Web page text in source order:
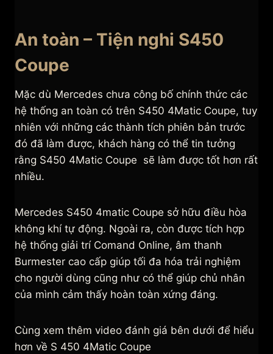
An toàn – Tiện nghi S450
Coupe
Mặc dù Mercedes chưa công bố chính thức các
hệ thống an toàn có trên S450 4Matic Coupe, tuy
nhiên với những các thành tích phiên bản trước
đó đã làm được, khách hàng có thể tin tưởng
rằng S450 4Matic Coupe sẽ làm được tốt hơn rất
nhiều.
Mercedes S450 4matic Coupe sở hữu điều hòa
không khí tự động. Ngoài ra, còn được tích hợp
hệ thống giải trí Comand Online, âm thanh
Burmester cao cấp giúp tối đa hóa trải nghiệm
cho người dùng cũng như có thể giúp chủ nhân
của mình cảm thấy hoàn toàn xứng đáng.
Cùng xem thêm video đánh giá bên dưới để hiểu
hơn về S 450 4Matic Coupe